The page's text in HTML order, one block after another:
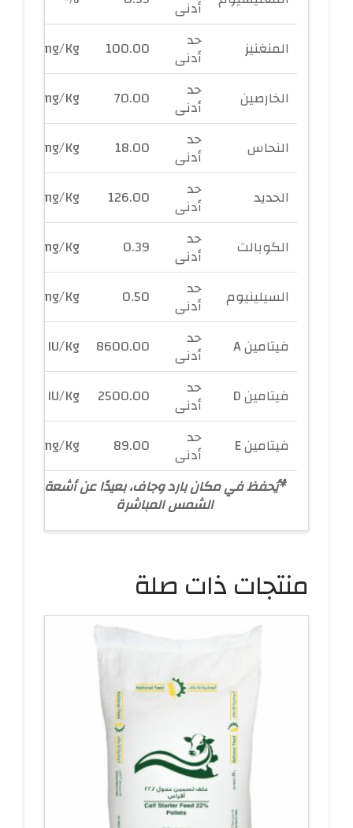
أدنى
المنغنيز حد
أدنى 100.00
mg/Kg
الخارصين حد
أدنى 70.00
mg/Kg
النحاس حد
أدنى 18.00
mg/Kg
الحديد حد
أدنى 126.00
mg/Kg
الكوبالت حد
أدنى 0.39
mg/Kg
السيلينيوم حد
أدنى 0.50
mg/Kg
فيتامين A حد
أدنى 8600.00
IU/Kg
فيتامين D حد
أدنى 2500.00
IU/Kg
فيتامين E حد
أدنى 89.00
mg/Kg
*ُيُحفظ في مكان بارد وجاف، بعيدًا عن أشعة
الشمس المباشرة
منتجات ذات صلة